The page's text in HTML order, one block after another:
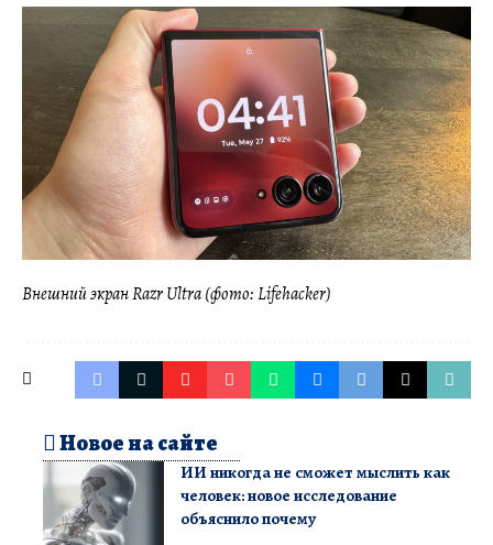
Внешний экран Razr Ultra (фото: Lifehacker)
Новое на сайте
ИИ никогда не сможет мыслить как
человек: новое исследование
объяснило почему